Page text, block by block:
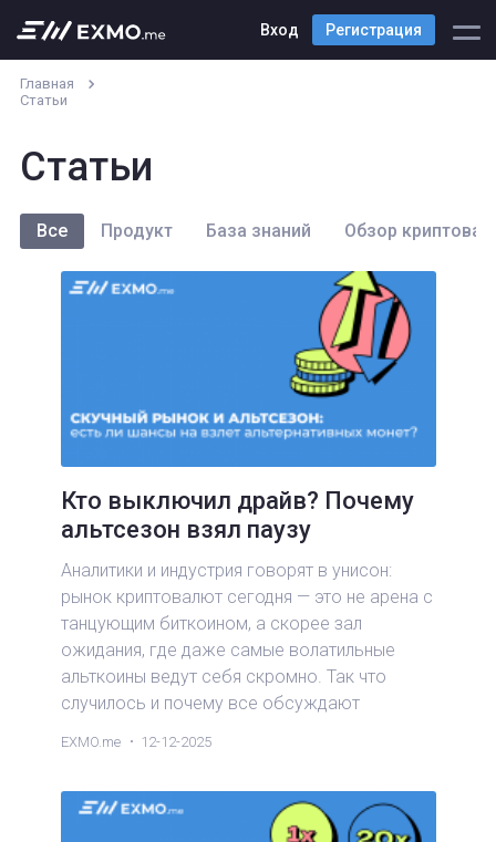
Вход Регистрация
Главная
Статьи
Статьи
Все Продукт База знаний Обзор
Кто выключил драйв? Почему
альтсезон взял паузу
Аналитики и индустрия говорят в унисон:
рынок криптовалют сегодня — это не арена с
танцующим биткоином, а скорее зал
ожидания, где даже самые волатильные
альткоины ведут себя скромно. Так что
случилось и почему все обсуждают
рынка.
EXMO.me 12-12-2025